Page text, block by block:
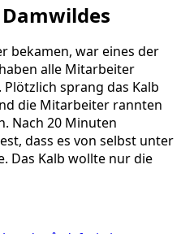
bekamen, war eines der
alle Mitarbeiter
sprang das Kalb
die Mitarbeiter rannten
Nach 20 Minuten
dass es von selbst unter
Das Kalb wollte nur die